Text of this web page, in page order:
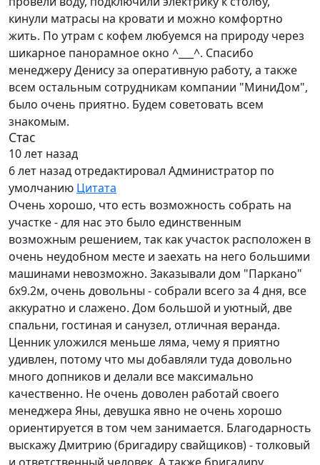
кинули матрасы на кровати и можно комфортно
жить. По утрам с кофем любуемся на природу через
шикарное панорамное окно ^___^. Спасибо
менеджеру Денису за оперативную работу, а также
всем остальным сотрудникам компании "МиниДом",
было очень приятно. Будем советовать всем
знакомым.
Стас
10 лет назад
6 лет назад отредактировал Администратор по
умолчанию Цитата
Очень хорошо, что есть возможность собрать на
участке - для нас это было единственным
возможным решением, так как участок расположен в
очень неудобном месте и заехать на него большими
машинами невозможно. Заказывали дом "Паркано"
6х9.2м, очень довольны - собрали всего за 4 дня, все
аккуратно и слажено. Дом большой и уютный, две
спальни, гостиная и санузел, отличная веранда.
Ценник уложился меньше ляма, чему я приятно
удивлен, потому что мы добавляли туда довольно
много допников и делали все максимально
качественно. Не очень доволен работай своего
менеджера Яны, девушка явно не очень хорошо
ориентируется в том чем занимается. Благодарность
выскажу Дмитрию (бригадиру свайщиков) - толковый